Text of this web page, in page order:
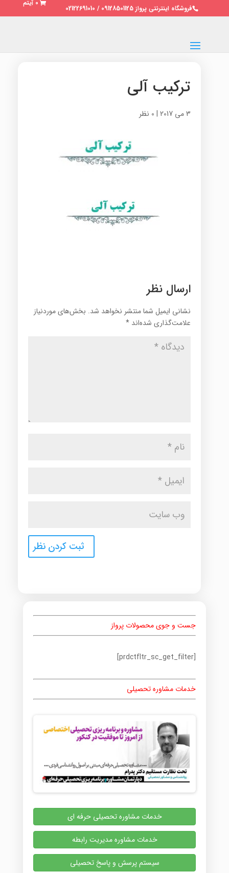
فروشگاه اینترنتی پرواز 09128501125 / 02122691010
0 آیتم
ترکیب آلی
3 می 2017 | 0 نظر
ارسال نظر
نشانی ایمیل شما منتشر نخواهد شد. بخش‌های موردنیاز
علامت‌گذاری شده‌اند *
جست و جوی محصولات پرواز
[prdctfltr_sc_get_filter]
خدمات مشاوره تحصیلی
خدمات مشاوره تحصیلی حرفه ای
خدمات مشاوره مدیریت رابطه
سیستم پرسش و پاسخ تحصیلی